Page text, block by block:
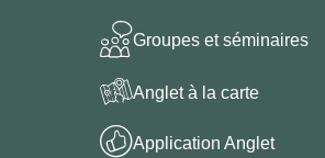
Groupes et séminaires
Anglet à la carte
Application Anglet